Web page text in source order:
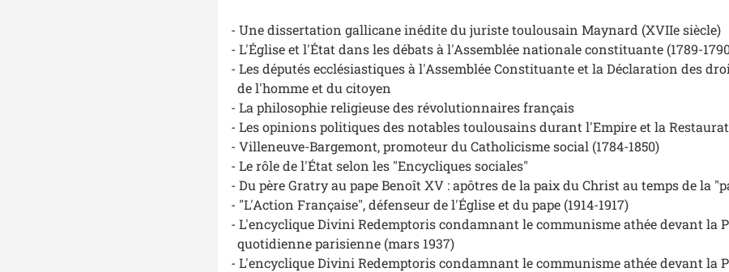
- Une dissertation gallicane inédite du juriste toulousain Maynard (XVIIe siècle)
- L'Église et l'État dans les débats à l'Assemblée nationale constituante (1789-
- Les députés ecclésiastiques à l'Assemblée Constituante et la Déclaration des
de l'homme et du citoyen
- La philosophie religieuse des révolutionnaires français
- Les opinions politiques des notables toulousains durant l'Empire et la
- Villeneuve-Bargemont, promoteur du Catholicisme social (1784-1850)
- Le rôle de l'État selon les "Encycliques sociales"
- Du père Gratry au pape Benoît XV : apôtres de la paix du Christ au temps de la
- "L'Action Française", défenseur de l'Église et du pape (1914-1917)
- L'encycliqueDivini Redemptoriscondamnant le communisme athée devant la
quotidienne parisienne (mars 1937)
- L'encycliqueDivini Redemptoriscondamnant le communisme athée devant la